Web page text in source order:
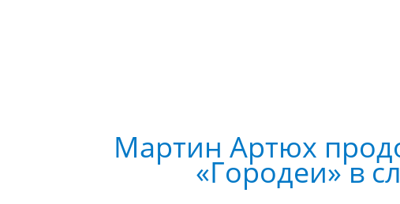
Мартин Артюх
«Городеи» в